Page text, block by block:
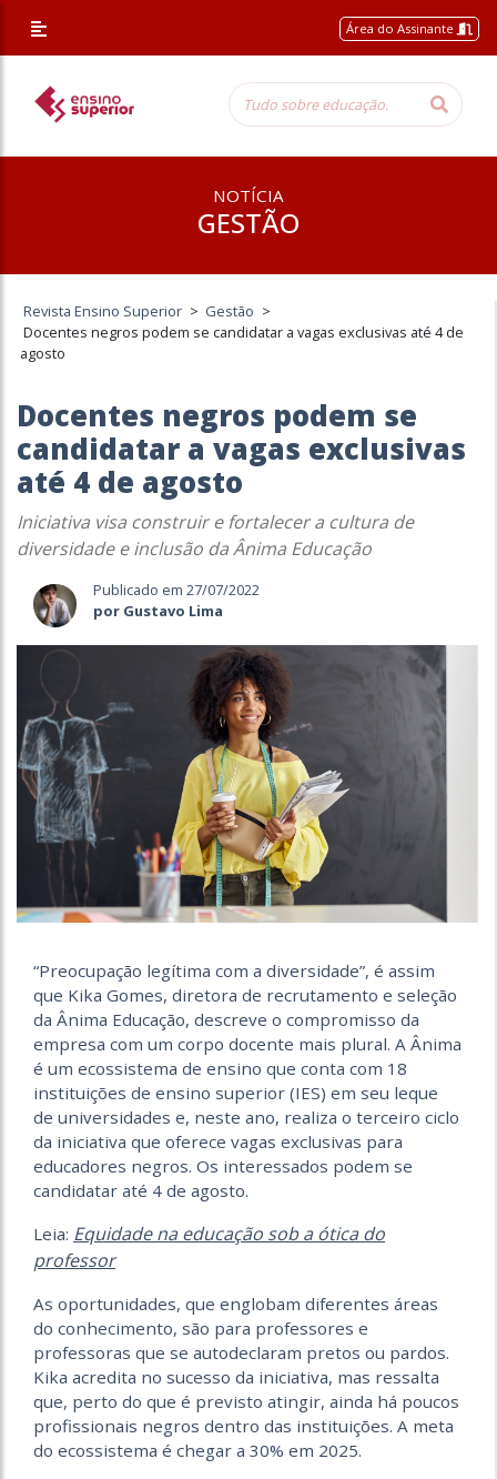
Área do Assinante
NOTÍCIA
GESTÃO
Revista Ensino Superior > Gestão >
Docentes negros podem se candidatar a vagas exclusivas até 4 de
agosto
Docentes negros podem se
candidatar a vagas exclusivas
até 4 de agosto
Iniciativa visa construir e fortalecer a cultura de
diversidade e inclusão da Ânima Educação
Publicado em 27/07/2022
por Gustavo Lima
“Preocupação legítima com a diversidade”, é assim
que Kika Gomes, diretora de recrutamento e seleção
da Ânima Educação, descreve o compromisso da
empresa com um corpo docente mais plural. A Ânima
é um ecossistema de ensino que conta com 18
instituições de ensino superior (IES) em seu leque
de universidades e, neste ano, realiza o terceiro ciclo
da iniciativa que oferece vagas exclusivas para
educadores negros. Os interessados podem se
candidatar até 4 de agosto.
Leia: Equidade na educação sob a ótica do
professor
As oportunidades, que englobam diferentes áreas
do conhecimento, são para professores e
professoras que se autodeclaram pretos ou pardos.
Kika acredita no sucesso da iniciativa, mas ressalta
que, perto do que é previsto atingir, ainda há poucos
profissionais negros dentro das instituições. A meta
do ecossistema é chegar a 30% em 2025.